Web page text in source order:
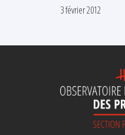
3 février 2012